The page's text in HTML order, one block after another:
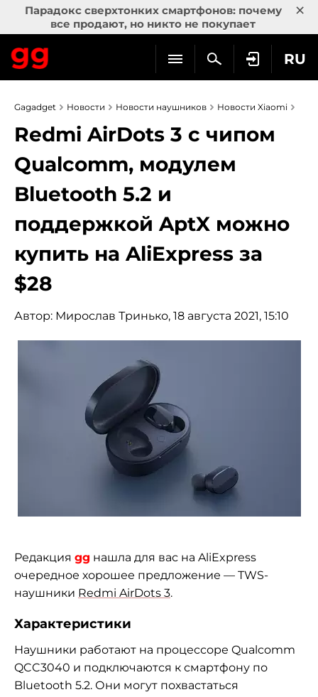
Парадокс сверхтонких смартфонов: почему
все продают, но никто не покупает
×
RU
Gagadget Новости Новости наушников Новости Xiaomi
Redmi AirDots 3 с чипом
Qualcomm, модулем
Bluetooth 5.2 и
поддержкой AptX можно
купить на AliExpress за
$28
Автор: Мирослав Тринько, 18 августа 2021, 15:10
Редакция gg нашла для вас на AliExpress
очередное хорошее предложение — TWS-
наушники Redmi AirDots 3.
Характеристики
Наушники работают на процессоре Qualcomm
QCC3040 и подключаются к смартфону по
Bluetooth 5.2. Они могут похвастаться